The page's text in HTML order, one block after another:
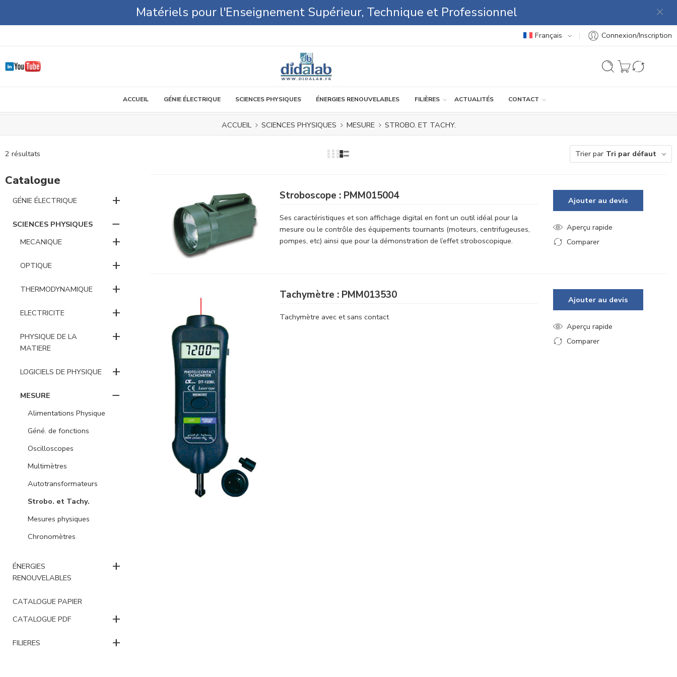
Matériels pour l'Enseignement Supérieur, Technique et Professionnel
Français Connexion/Inscription
ACCUEIL GÉNIE ÉLECTRIQUE SCIENCES PHYSIQUES ÉNERGIES RENOUVELABLES FILIÈRES ACTUALITÉS CONTACT
ACCUEIL SCIENCES PHYSIQUES MESURE STROBO. ET TACHY.
2 résultats Trier par Tri par défaut
Stroboscope : PMM015004
Ses caractéristiques et son affichage digital en font un outil idéal pour la
mesure ou le contrôle des équipements tournants (moteurs, centrifugeuses,
pompes, etc) ainsi que pour la démonstration de l’effet stroboscopique.
Ajouter au devis
Aperçu rapide
Comparer
Tachymètre : PMM013530
Tachymètre avec et sans contact
Ajouter au devis
Aperçu rapide
Comparer
Catalogue
GÉNIE ÉLECTRIQUE +
SCIENCES PHYSIQUES −
MECANIQUE +
OPTIQUE +
THERMODYNAMIQUE +
ELECTRICITE +
PHYSIQUE DE LA
MATIERE
+
LOGICIELS DE PHYSIQUE +
MESURE −
Alimentations Physique
Géné. de fonctions
Oscilloscopes
Multimètres
Autotransformateurs
Strobo. et Tachy.
Mesures physiques
Chronomètres
ÉNERGIES
RENOUVELABLES
+
CATALOGUE PAPIER
CATALOGUE PDF
+
FILIERES +